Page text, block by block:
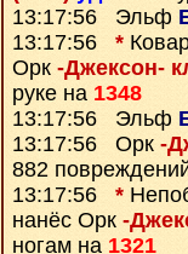
13:17:56 Эльф
13:17:56 *
Орк -Джексон-
руке на 1348
13:17:56 Эльф
13:17:56 Орк -
882
13:17:56 *
нанёс Орк -
ногам на 1321